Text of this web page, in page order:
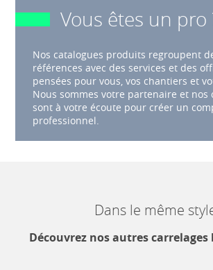
Vous êtes un pro
Nos catalogues produits regroupent
références avec des services et des
pensées pour vous, vos chantiers et
Nous sommes votre partenaire et nos
sont à votre écoute pour créer un
professionnel.
Dans le même
Découvrez nos autres